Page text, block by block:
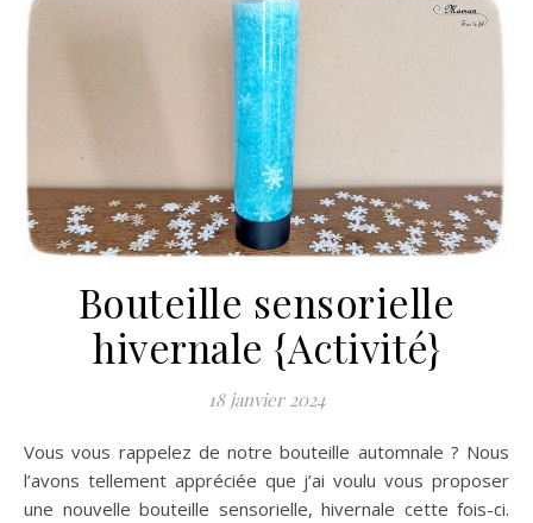
Bouteille sensorielle
hivernale {Activité}
18 janvier 2024
Vous vous rappelez de notre bouteille automnale ? Nous
l’avons tellement appréciée que j’ai voulu vous proposer
une nouvelle bouteille sensorielle, hivernale cette fois-ci.